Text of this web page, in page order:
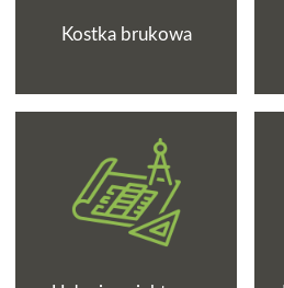
Kostka brukowa